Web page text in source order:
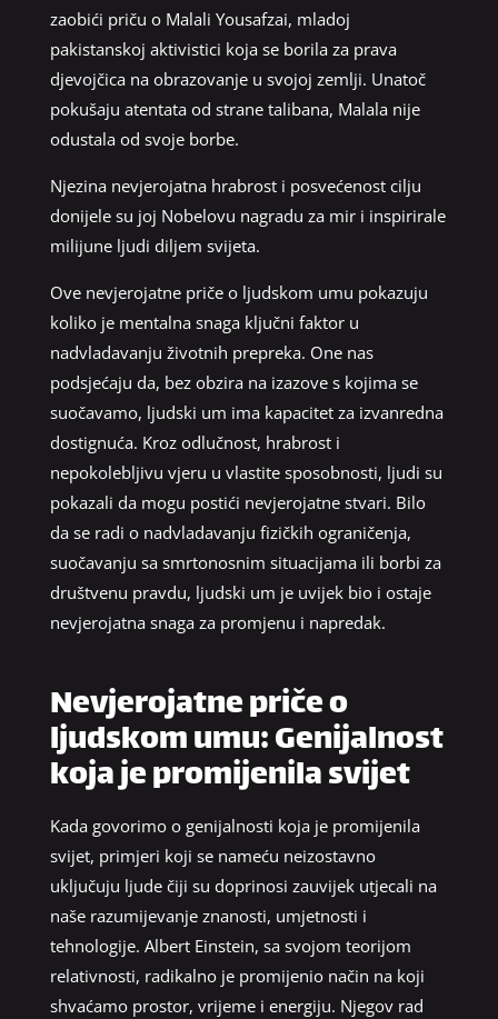
zaobići priču o Malali Yousafzai, mladoj
pakistanskoj aktivistici koja se borila za prava
djevojčica na obrazovanje u svojoj zemlji. Unatoč
pokušaju atentata od strane talibana, Malala nije
odustala od svoje borbe.
Njezina nevjerojatna hrabrost i posvećenost cilju
donijele su joj Nobelovu nagradu za mir i inspirirale
milijune ljudi diljem svijeta.
Ove nevjerojatne priče o ljudskom umu pokazuju
koliko je mentalna snaga ključni faktor u
nadvladavanju životnih prepreka. One nas
podsjećaju da, bez obzira na izazove s kojima se
suočavamo, ljudski um ima kapacitet za izvanredna
dostignuća. Kroz odlučnost, hrabrost i
nepokolebljivu vjeru u vlastite sposobnosti, ljudi su
pokazali da mogu postići nevjerojatne stvari. Bilo
da se radi o nadvladavanju fizičkih ograničenja,
suočavanju sa smrtonosnim situacijama ili borbi za
društvenu pravdu, ljudski um je uvijek bio i ostaje
nevjerojatna snaga za promjenu i napredak.
Nevjerojatne priče o
ljudskom umu: Genijalnost
koja je promijenila svijet
Kada govorimo o genijalnosti koja je promijenila
svijet, primjeri koji se nameću neizostavno
uključuju ljude čiji su doprinosi zauvijek utjecali na
naše razumijevanje znanosti, umjetnosti i
tehnologije. Albert Einstein, sa svojom teorijom
relativnosti, radikalno je promijenio način na koji
shvaćamo prostor, vrijeme i energiju. Njegov rad